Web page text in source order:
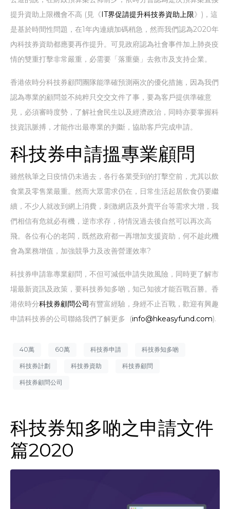
提升資助上限機會不高 (見《IT界促請提升科技券資助上限》)，這
是基於時間性問題，在1年內連續加碼稍急，然而我們認為2020年
內科技券資助都應要再作提升。可見政府認為社會事件加上肺炎疫
情的雙重打擊非常嚴重，必需要「落重藥」去救市及支持企業。
香港依時分科技券顧問團隊能準確預測兩次的優化措施，因為我們
認為專業的顧問並不純粹只交交文件了事，要為客戶提供準確意
見，必須審時度勢，了解社會民生以及經濟政治，同時亦要掌握科
技資訊脈搏，才能作出最專業的判斷，協助客戶完成申請。
科技券申請搵專業顧問
雖然執筆之日疫情仍未過去，各行各業受到的打擊空前，尤其以飲
食業及零售業最重。然而大眾需求仍在，日常生活起居飲食仍要繼
續，不少人就改到網上消費，刺激網店及外賣平台等需求大增，我
們相信有危就必有機，逆市求存，待情況過去後自然可以再次高
飛。各位有心的老闆，既然政府都一再增加支援資助，何不趁此機
會為業務增值，加強競爭力及改善營運效率?
科技券申請靠專業顧問，不但可減低申請失敗風險，同時更了解市
場最新資訊及政策，要科技券知多啲，知己知彼才能百戰百勝。香
港依時分科技券顧問公司有豐富經驗，身經不止百戰，歡迎有興趣
申請科技券的公司聯絡我們了解更多 (info@hkeasyfund.com).
40萬 60萬 科技券申請 科技券知多啲
科技券計劃 科技券資助 科技券顧問
科技券顧問公司
科技券知多啲之申請文件
篇2020